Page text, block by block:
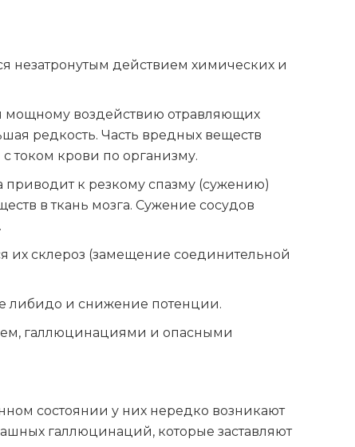
незатронутым действием химических и
мощному воздействию отравляющих
редкость. Часть вредных веществ
током крови по организму.
приводит к резкому спазму (сужению)
в ткань мозга. Сужение сосудов
их склероз (замещение соединительной
либидо и снижение потенции.
галлюцинациями и опасными
состоянии у них нередко возникают
галлюцинаций, которые заставляют